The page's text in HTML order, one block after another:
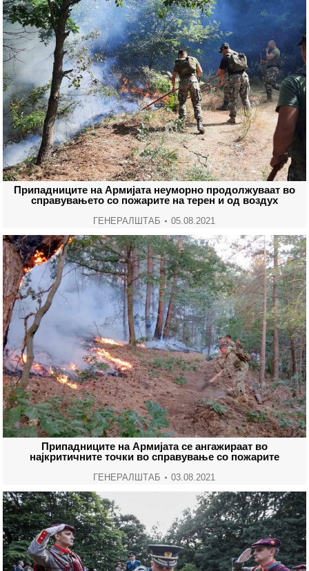
Припадниците на Армијата неуморно продолжуваат во
справувањето со пожарите на терен и од воздух
ГЕНЕРАЛШТАБ 05.08.2021
Припадниците на Армијата се ангажираат во
најкритичните точки во справување со пожарите
ГЕНЕРАЛШТАБ 03.08.2021